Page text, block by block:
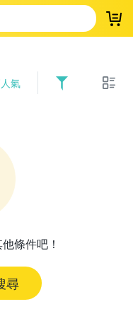
登
氣
條件吧！
尋